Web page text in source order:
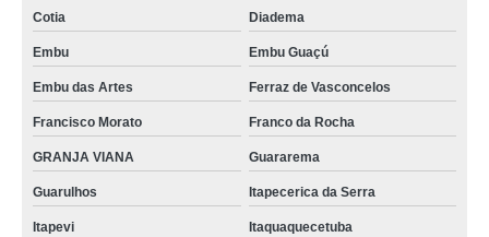
Cotia Diadema
Embu Embu Guaçú
Embu das Artes Ferraz de Vasconcelos
Francisco Morato Franco da Rocha
GRANJA VIANA Guararema
Guarulhos Itapecerica da Serra
Itapevi Itaquaquecetuba